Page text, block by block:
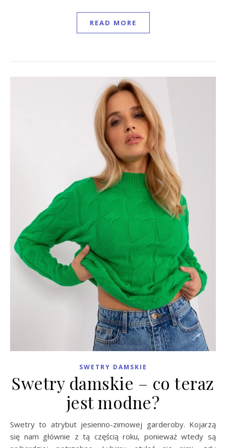
READ MORE
SWETRY DAMSKIE
Swetry damskie – co teraz
jest modne?
Swetry to atrybut jesienno-zimowej garderoby. Kojarzą
się nam głównie z tą częścią roku, ponieważ wtedy są